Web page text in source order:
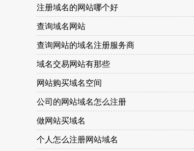
注册域名的网站哪个好
查询域名网站
查询网站的域名注册服务商
域名交易网站有那些
网站购买域名空间
公司的网站域名怎么注册
做网站买域名
个人怎么注册网站域名